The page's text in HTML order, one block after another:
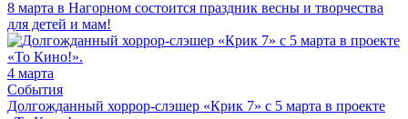
8 марта в Нагорном состоится праздник весны и творчества
для детей и мам!
4 марта
События
Долгожданный хоррор-слэшер «Крик 7» с 5 марта в проекте